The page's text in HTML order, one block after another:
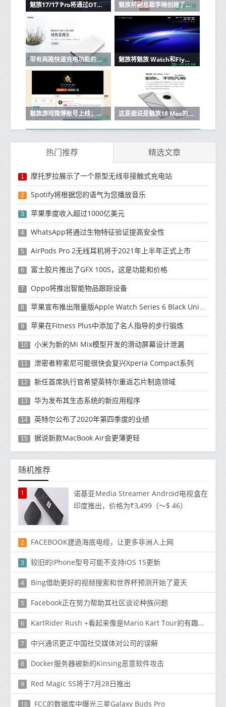
魅族17/17 Pro将通过OTA更新来稳定所有摄像机的视频录制 魅族前副总裁李楠创建了一家名为“愤怒的苗族技术”的新公司
带有两路快速充电功能的魅族Supercharged USB-C移动电源以¥169推出 魅族将魅族 Watch和Flyme For Watch的商标归功于即将推出的可穿戴设备
魅族游戏微博账号上线；游戏智能手机可能即将推出 这是据说是魅族18 Max的规格曝光
热门推荐 精选文章
1 摩托罗拉展示了一个原型无线非接触式充电站
2 Spotify将根据您的语气为您播放音乐
3 苹果季度收入超过1000亿美元
4 WhatsApp将通过生物特征验证提高安全性
5 AirPods Pro 2无线耳机将于2021年上半年正式上市
6 富士胶片推出了GFX 100S，这是功能和价格
7 Oppo将推出智能物品跟踪设备
8 苹果宣布推出限量版Apple Watch Series 6 Black Unity智能手表
9 苹果在Fitness Plus中添加了名人指导的步行锻炼
10 小米为新的Mi Mix模型开发的滑动屏幕设计泄漏
11 泄密者称索尼可能很快会复兴Xperia Compact系列
12 新任首席执行官希望英特尔重返芯片制造领域
13 华为发布其生态系统的新应用程序
14 英特尔公布了2020年第四季度的业绩
15 据说新款MacBook Air会更薄更轻
随机推荐
1
诺基亚Media Streamer Android电视盒在
印度推出，价格为₹3,499（〜$ 46）
2 FACEBOOK建造海底电缆，让更多非洲人上网
3 较旧的iPhone型号可能不支持iOS 15更新
4 Bing借助更好的视频搜索和世界杯预测开始了夏天
5 Facebook正在努力帮助其社区谈论种族问题
6 KartRider Rush +看起来像是Mario Kart Tour的有趣替代品
7 中兴通讯更正中国社交媒体对公司的误解
8 Docker服务器被新的Kinsing恶意软件攻击
9 Red Magic 5S将于7月28日推出
10 FCC的数据库中曝光三星Galaxy Buds Pro